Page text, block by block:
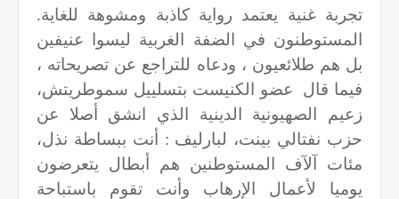
تجربة غنية يعتمد رواية كاذبة ومشوهة للغاية.
المستوطنون في الضفة الغربية ليسوا عنيفين
بل هم طلائعيون ، ودعاه للتراجع عن تصريحاته ،
فيما قال
عضو الكنيست بتسلييل سموطريتش،
زعيم الصهيونية الدينية الذي انشق أصلا عن
حزب نفتالي بينت، لبارليف : أنت ببساطة نذل،
مئات آلآف المستوطنين هم أبطال يتعرضون
يوميا لأعمال الإرهاب وأنت تقوم باستباحة